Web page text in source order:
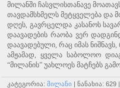
მილანში ჩასვლისთანავე
თავდამსხმელს მეტყველება და
დღეს, გავრცელდა კასანოს
დაავადების რაობა ვერ
დაავადებული, რაც იმას
ამჟამად, ყველა საბოლოო
“მილანის” უახლოეს მატჩებს
ᲙᲐᲢᲔᲒᲝᲠᲘᲐ: ᲛᲘᲚᲐᲜᲘ | ᲜᲐᲜᲐᲮᲘᲐ: 629 |